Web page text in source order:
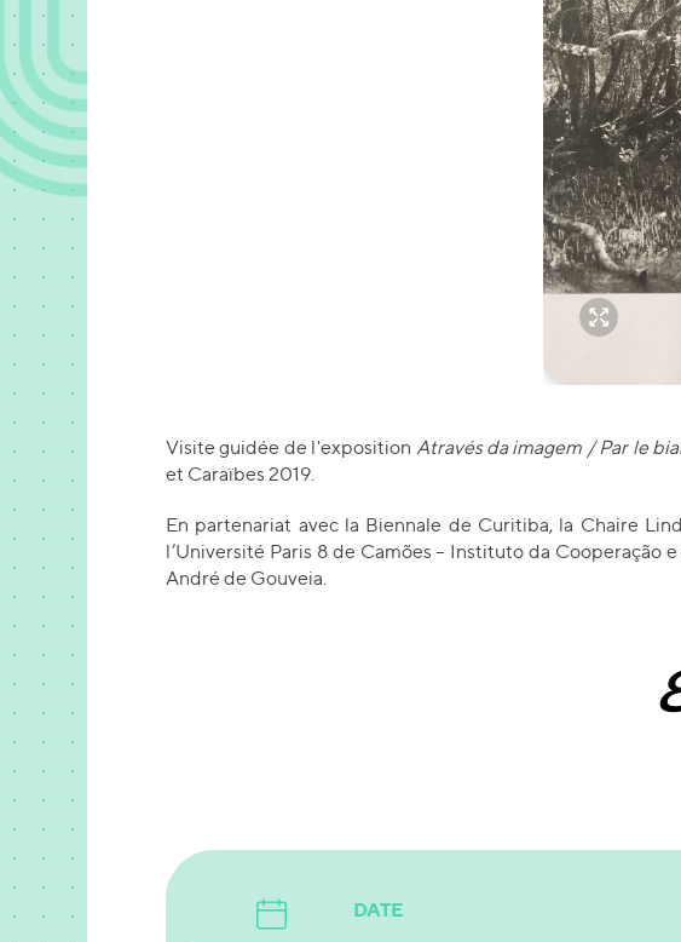
Visite guidée de l'exposition Através da imagem / Par le
et Caraïbes 2019.
En partenariat avec la Biennale de Curitiba, la Chaire
l’Université Paris 8 de Camões – Instituto da Cooperação
André de Gouveia.
DATE